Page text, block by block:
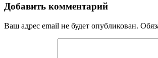
Добавить комментарий
Ваш адрес email не будет опубликован.